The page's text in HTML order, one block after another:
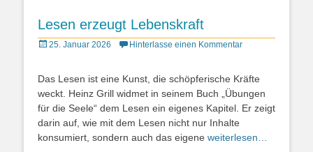
Lesen erzeugt Lebenskraft
Posted
25. Januar 2026 Hinterlasse einen Kommentar
Das Lesen ist eine Kunst, die schöpferische Kräfte
weckt. Heinz Grill widmet in seinem Buch „Übungen
für die Seele“ dem Lesen ein eigenes Kapitel. Er zeigt
darin auf, wie mit dem Lesen nicht nur Inhalte
konsumiert, sondern auch das eigene weiterlesen…